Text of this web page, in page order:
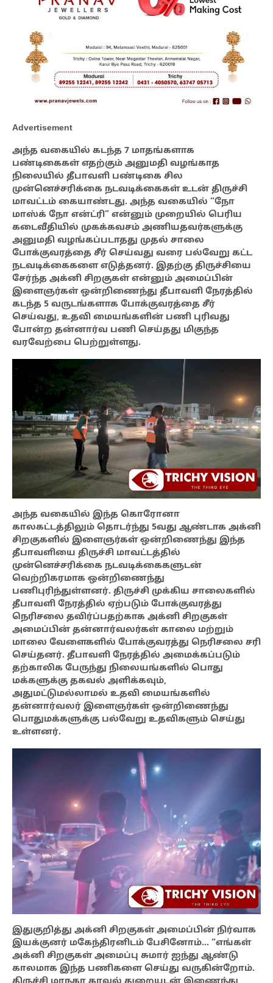
Advertisement
அந்த வகையில் கடந்த 7 மாதங்களாக
பண்டிகைகள் எதற்கும் அனுமதி வழங்காத
நிலையில் தீபாவளி பண்டிகை சில
முன்னெச்சரிக்கை நடவடிக்கைகள் உடன் திருச்சி
மாவட்டம் கையாண்டது. அந்த வகையில் “நோ
மாஸ்க் நோ என்ட்ரி” என்னும் முறையில் பெரிய
கடைவீதியில் முகக்கவசம் அணியதவர்களுக்கு
அனுமதி வழங்கப்படாதது முதல் சாலை
போக்குவரத்தை சீர் செய்வது வரை பல்வேறு கட்ட
நடவடிக்கைகளை எடுத்தனர். இதற்கு திருச்சியை
சேர்ந்த அக்னி சிறகுகள் என்னும் அமைப்பின்
இளைஞர்கள் ஒன்றிணைந்து தீபாவளி நேரத்தில்
கடந்த 5 வருடங்களாக போக்குவரத்தை சீர்
செய்வது, உதவி மையங்களின் பணி புரிவது
போன்ற தன்னார்வ பணி செய்தது மிகுந்த
வரவேற்பை பெற்றுள்ளது.
அந்த வகையில் இந்த கொரோனா
காலகட்டத்திலும் தொடர்ந்து 5வது ஆண்டாக அக்னி
சிறகுகளில் இளைஞர்கள் ஒன்றிணைந்து இந்த
தீபாவளியை திருச்சி மாவட்டத்தில்
முன்னெச்சரிக்கை நடவடிக்கைகளுடன்
வெற்றிகரமாக ஒன்றிணைந்து
பணிபுரிந்துள்ளனர். திருச்சி முக்கிய சாலைகளில்
தீபாவளி நேரத்தில் ஏற்படும் போக்குவரத்து
நெரிசலை தவிர்ப்பதற்காக அக்னி சிறகுகள்
அமைப்பின் தன்னார்வலர்கள் காலை மற்றும்
மாலை வேளைகளில் போக்குவரத்து நெரிசலை சரி
செய்தனர். தீபாவளி நேரத்தில் அமைக்கப்படும்
தற்காலிக பேருந்து நிலையங்களில் பொது
மக்களுக்கு தகவல் அளிக்கவும்,
அதுமட்டுமல்லாமல் உதவி மையங்களில்
தன்னார்வலர் இளைஞர்கள் ஒன்றிணைந்து
பொதுமக்களுக்கு பல்வேறு உதவிகளும் செய்து
உள்ளனர்.
இதுகுறித்து அக்னி சிறகுகள் அமைப்பின் நிர்வாக
இயக்குனர் மகேந்திரனிடம் பேசினோம்… “எங்கள்
அக்னி சிறகுகள் அமைப்பு சுமார் ஐந்து ஆண்டு
காலமாக இந்த பணிகளை செய்து வருகின்றோம்.